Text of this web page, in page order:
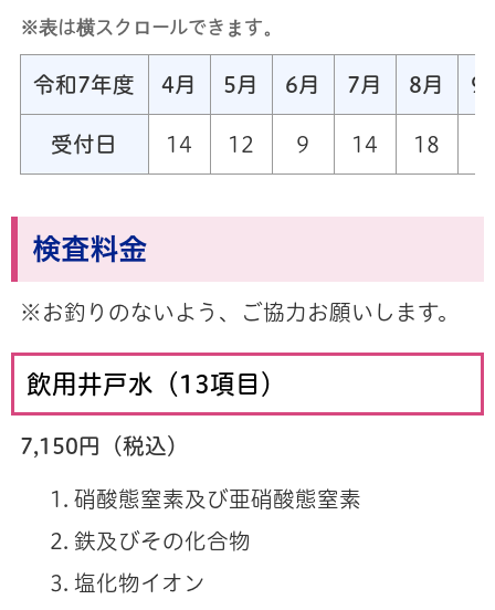
※表は横スクロールできます。
令和7年度 4月 5月 6月 7月 8月 9
受付日 14 12 9 14 18
検査料金
※お釣りのないよう、ご協力お願いします。
飲用井戸水（13項目）
7,150円（税込）
硝酸態窒素及び亜硝酸態窒素
鉄及びその化合物
塩化物イオン